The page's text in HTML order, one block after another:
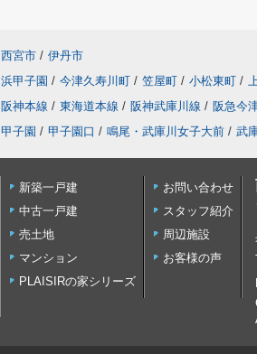
西宮市 / 伊丹市
浜甲子園 / 今津久寿川町 / 笠屋町 / 小松東町 /
阪神本線 / 東海道本線 / 阪神武庫川線 / 阪急今
甲子園 / 甲子園口 / 鳴尾・武庫川女子大前 / 武
新築一戸建
中古一戸建
売土地
マンション
PLAISIRの家シリーズ
お問い合わせ
スタッフ紹介
周辺施設
お客様の声